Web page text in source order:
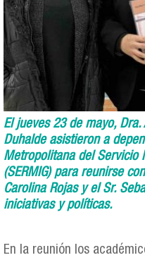
El jueves 23 de mayo,
Duhalde asistieron a
Metropolitana del Servicio
(SERMIG) para reunirse
Carolina Rojas y el Sr.
iniciativas y políticas.
En la reunión los